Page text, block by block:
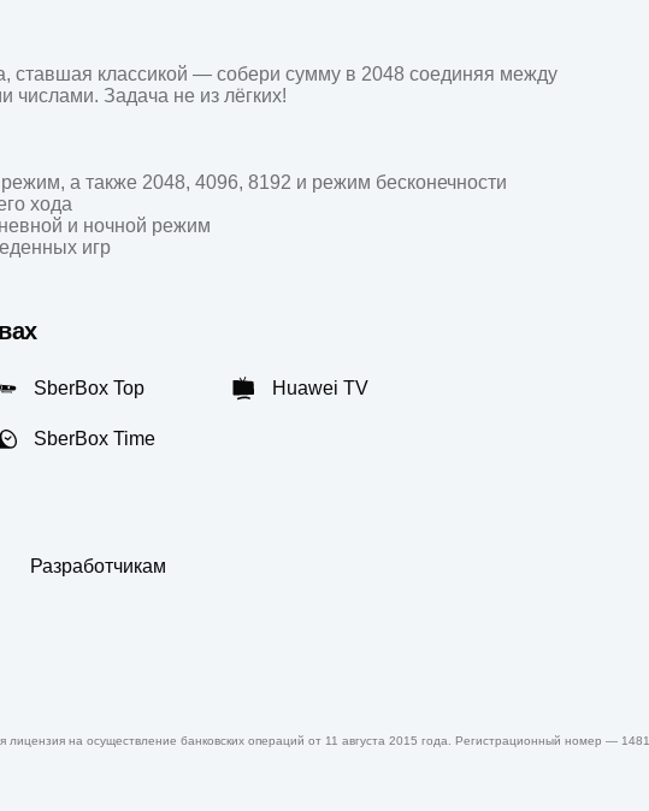
ставшая классикой — собери сумму в 2048 соединяя между
числами. Задача не из лёгких!
а также 2048, 4096, 8192 и режим бесконечности
хода
и ночной режим
игр
SberBox Top Huawei TV
SberBox Time
Разработчикам
на осуществление банковских операций от 11 августа 2015 года. Регистрационный номер — 1481